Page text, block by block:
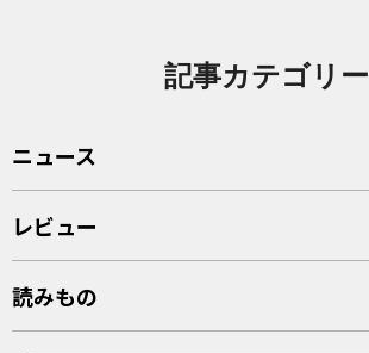
記事カテゴリー
ニュース
レビュー
読みもの